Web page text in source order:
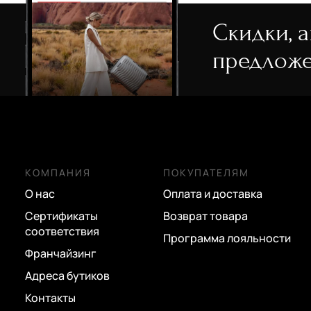
Скидки,
КОМПАНИЯ
О нас
Сертификаты
соответствия
Франчайзинг
Адреса бутиков
Контакты
ПОКУПАТЕЛЯМ
Оплата и доставка
Возврат товара
Программа лояльности